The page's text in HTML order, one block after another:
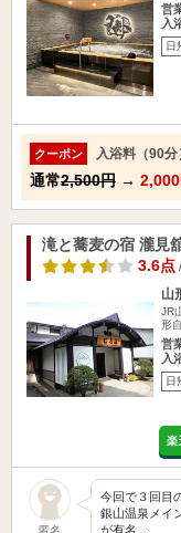
営
入
日
クーポン 入浴料（90分
通常2,500円 → 2,000
滝と蕎麦の宿 瀧見
3.6点/
山
JR
形
営
入
日
楽
匿名
今回で３回目
銀山温泉メイ
が有名…